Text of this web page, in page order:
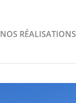
NOS RÉALISATIONS